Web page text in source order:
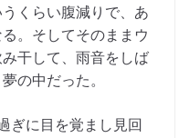
くらい腹減りで、あ
。そしてそのままウ
干して、雨音をしば
の中だった。
ぎに目を覚まし見回